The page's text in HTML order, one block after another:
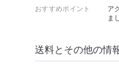
・時計の取り扱いについて
強い衝撃をあたえると、
ご注文前にサイズをご確
おすすめポイント
ア
ま
送料とその他の情